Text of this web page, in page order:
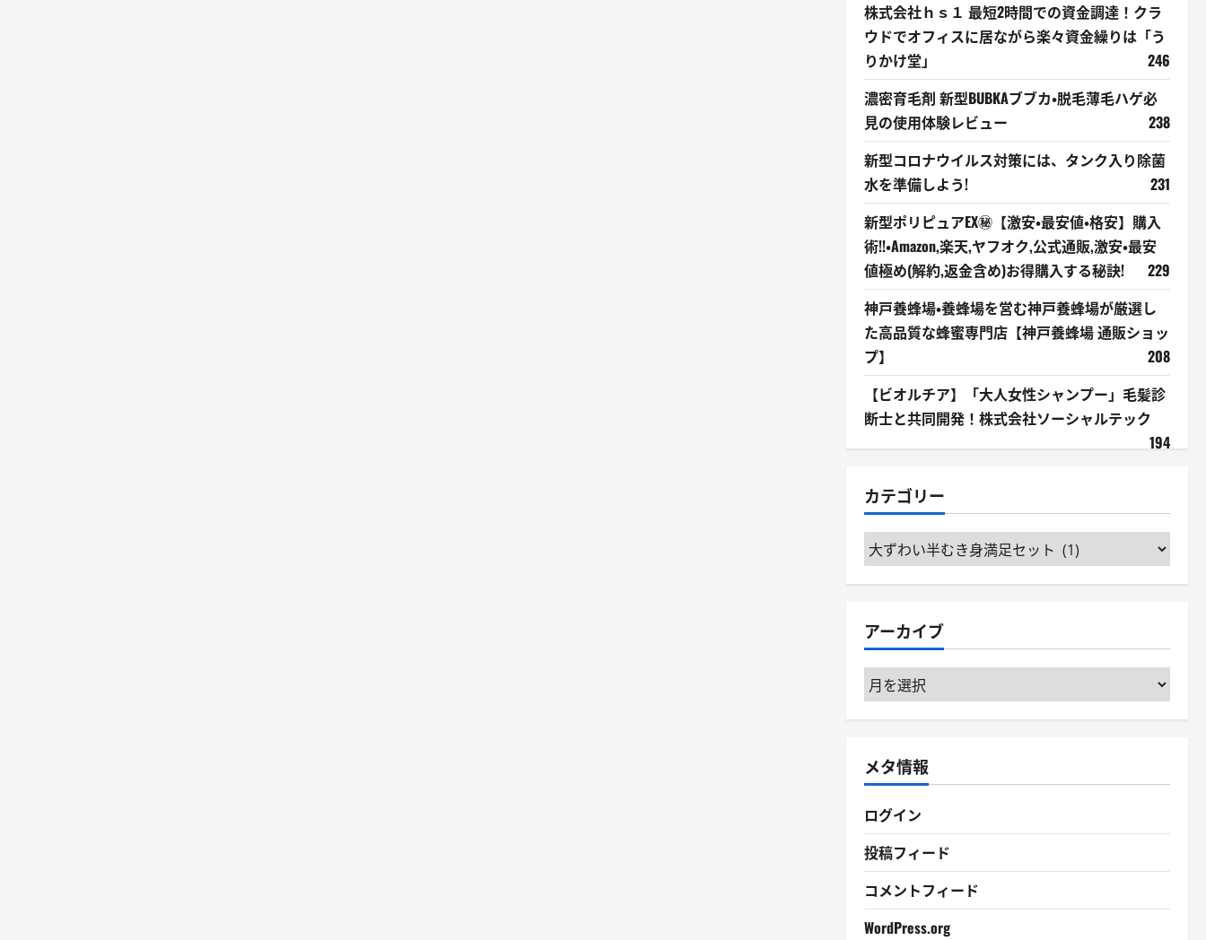
株式会社ｈｓ１ 最短2時間での資金調達！クラ
ウドでオフィスに居ながら楽々資金繰りは「う
りかけ堂」
246
濃密育毛剤 新型BUBKAブブカ・脱毛薄毛ハゲ必
見の使用体験レビュー
238
新型コロナウイルス対策には、タンク入り除菌
水を準備しよう!
231
新型ポリピュアEX㊙【激安・最安値・格安】購入
術!!・Amazon,楽天,ヤフオク,公式通販,激安・最安
値極め(解約,返金含め)お得購入する秘訣!
229
神戸養蜂場・養蜂場を営む神戸養蜂場が厳選し
た高品質な蜂蜜専門店【神戸養蜂場 通販ショッ
プ】
208
【ビオルチア】「大人女性シャンプー」毛髪診
断士と共同開発！株式会社ソーシャルテック
194
カテゴリー
カ
テ
ー
アーカイブ
ア
ー
ブ
メタ情報
ログイン
投稿フィード
コメントフィード
WordPress.org